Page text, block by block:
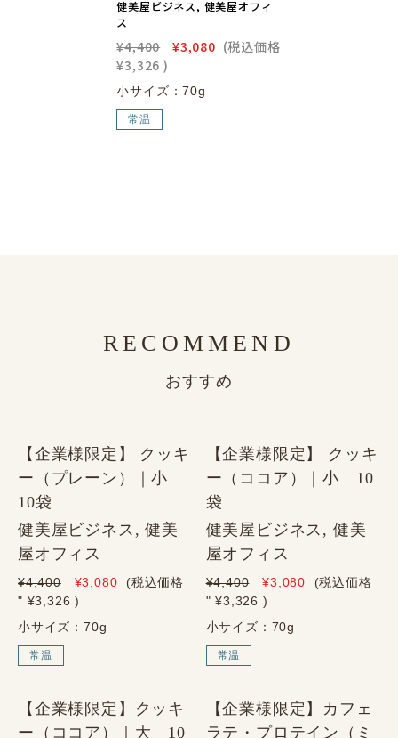
健美屋ビジネス, 健美屋オフィ
ス
¥4,400 ¥3,080 (税込価格
¥3,326 )
小サイズ：70g
常温
RECOMMEND
おすすめ
【企業様限定】 クッキ
ー（プレーン）｜小
10袋
健美屋ビジネス, 健美
屋オフィス
¥4,400 ¥3,080
(税込価格
" ¥3,326 )
小サイズ：70g
常温
【企業様限定】 クッキ
ー（ココア）｜小 10
袋
健美屋ビジネス, 健美
屋オフィス
¥4,400 ¥3,080
(税込価格
" ¥3,326 )
小サイズ：70g
常温
【企業様限定】クッキ
ー（ココア）｜大 10
【企業様限定】カフェ
ラテ・プロテイン（ミ